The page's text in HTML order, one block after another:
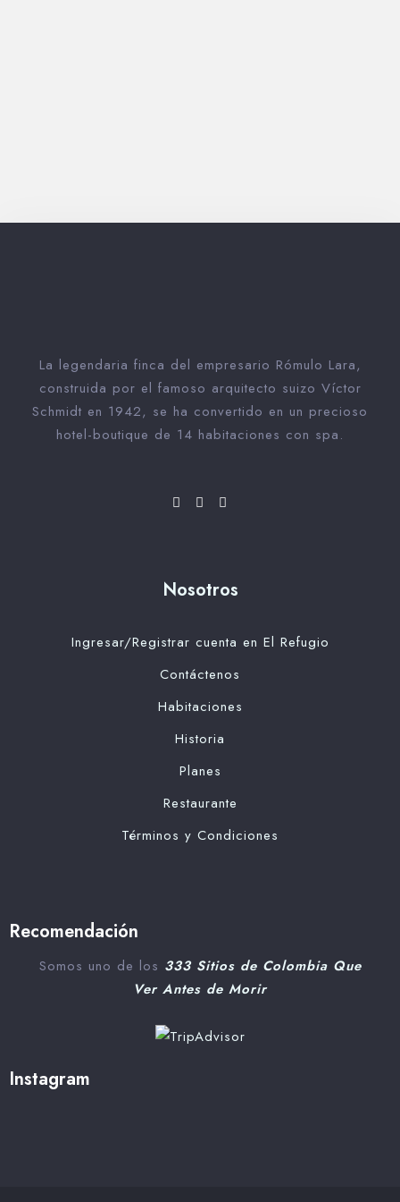
La legendaria finca del empresario Rómulo Lara,
construida por el famoso arquitecto suizo Víctor
Schmidt en 1942, se ha convertido en un precioso
hotel-boutique de 14 habitaciones con spa.
Nosotros
Ingresar/Registrar cuenta en El Refugio
Contáctenos
Habitaciones
Historia
Planes
Restaurante
Términos y Condiciones
Recomendación
Somos uno de los 333 Sitios de Colombia Que
Ver Antes de Morir
Instagram